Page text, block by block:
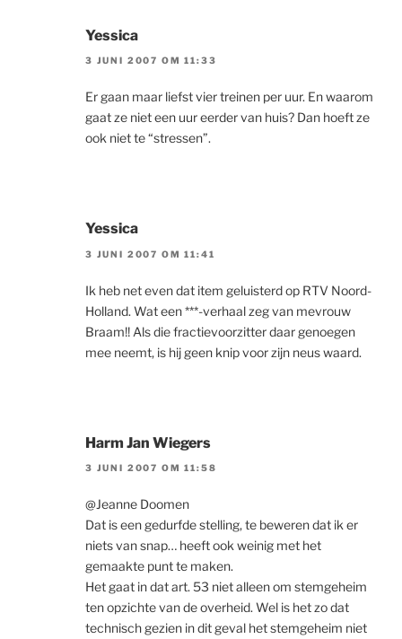
Yessica
3 JUNI 2007 OM 11:33
Er gaan maar liefst vier treinen per uur. En waarom
gaat ze niet een uur eerder van huis? Dan hoeft ze
ook niet te “stressen”.
Yessica
3 JUNI 2007 OM 11:41
Ik heb net even dat item geluisterd op RTV Noord-
Holland. Wat een ***-verhaal zeg van mevrouw
Braam!! Als die fractievoorzitter daar genoegen
mee neemt, is hij geen knip voor zijn neus waard.
Harm Jan Wiegers
3 JUNI 2007 OM 11:58
@Jeanne Doomen
Dat is een gedurfde stelling, te beweren dat ik er
niets van snap… heeft ook weinig met het
gemaakte punt te maken.
Het gaat in dat art. 53 niet alleen om stemgeheim
ten opzichte van de overheid. Wel is het zo dat
technisch gezien in dit geval het stemgeheim niet